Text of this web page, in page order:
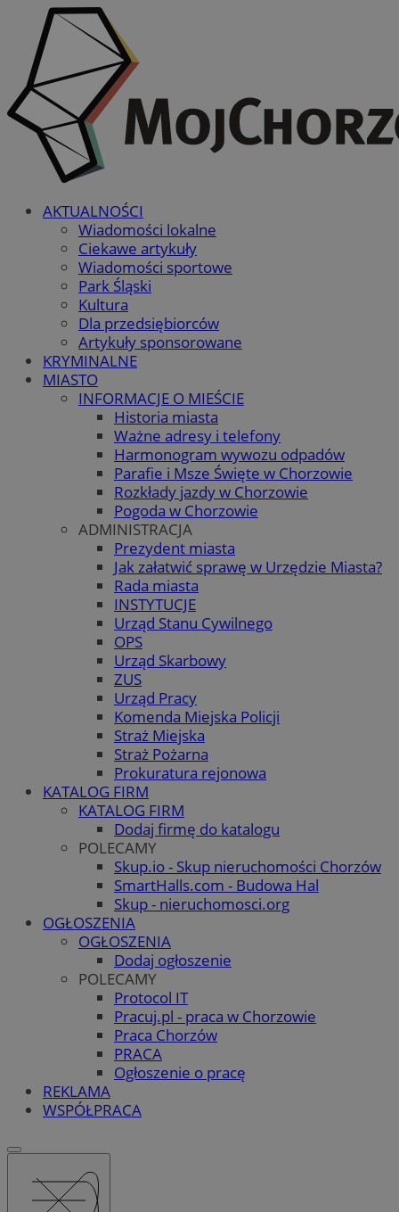
AKTUALNOŚCI
Wiadomości lokalne
Ciekawe artykuły
Wiadomości sportowe
Park Śląski
Kultura
Dla przedsiębiorców
Artykuły sponsorowane
KRYMINALNE
MIASTO
INFORMACJE O MIEŚCIE
Historia miasta
Ważne adresy i telefony
Harmonogram wywozu odpadów
Parafie i Msze Święte w Chorzowie
Rozkłady jazdy w Chorzowie
Pogoda w Chorzowie
ADMINISTRACJA
Prezydent miasta
Jak załatwić sprawę w Urzędzie Miasta?
Rada miasta
INSTYTUCJE
Urząd Stanu Cywilnego
OPS
Urząd Skarbowy
ZUS
Urząd Pracy
Komenda Miejska Policji
Straż Miejska
Straż Pożarna
Prokuratura rejonowa
KATALOG FIRM
KATALOG FIRM
Dodaj firmę do katalogu
POLECAMY
Skup.io - Skup nieruchomości Chorzów
SmartHalls.com - Budowa Hal
Skup - nieruchomosci.org
OGŁOSZENIA
OGŁOSZENIA
Dodaj ogłoszenie
POLECAMY
Protocol IT
Pracuj.pl - praca w Chorzowie
Praca Chorzów
PRACA
Ogłoszenie o pracę
REKLAMA
WSPÓŁPRACA